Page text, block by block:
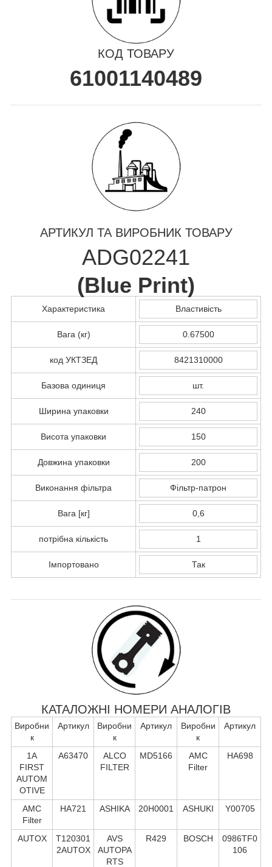
КОД ТОВАРУ
61001140489
АРТИКУЛ ТА ВИРОБНИК ТОВАРУ
ADG02241
(Blue Print)
Характеристика Властивість
Вага (кг) 0.67500
код УКТЗЕД 8421310000
Базова одиниця шт.
Ширина упаковки 240
Висота упаковки 150
Довжина упаковки 200
Виконання фільтра Фільтр-патрон
Вага [кг] 0,6
потрібна кількість 1
Імпортовано Так
КАТАЛОЖНІ НОМЕРИ АНАЛОГІВ
Виробни
к
Артикул
Виробни
к
Артикул
Виробни
к
Артикул
1A
FIRST
AUTOM
OTIVE
A63470
ALCO
FILTER
MD5166
AMC
Filter
HA698
AMC
Filter
HA721 ASHIKA 20H0001 ASHUKI Y00705
AUTOX
T120301
2AUTOX
AVS
AUTOPA
RTS
R429 BOSCH
0986TF0
106